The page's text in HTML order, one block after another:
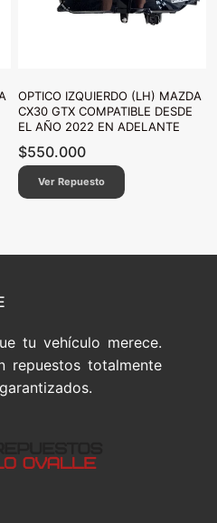
OPTICO IZQUIERDO (LH) MAZDA
CX30 GTX COMPATIBLE DESDE
EL AÑO 2022 EN ADELANTE
$550.000
Ver Repuesto
tu vehículo merece.
repuestos totalmente